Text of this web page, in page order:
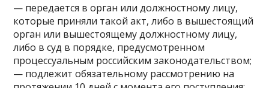
— передается в орган или должностному лицу,
которые приняли такой акт, либо в вышестоящий
орган или вышестоящему должностному лицу,
либо в суд в порядке, предусмотренном
процессуальным российским законодательством;
— подлежит обязательному рассмотрению на